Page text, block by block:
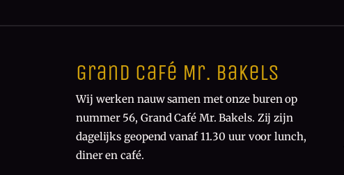
Grand Café Mr. Bakels
Wij werken nauw samen met onze buren op
nummer 56, Grand Café Mr. Bakels. Zij zijn
dagelijks geopend vanaf 11.30 uur voor lunch,
diner en café.